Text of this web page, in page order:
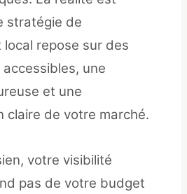
stratégie de
repose sur des
une
et une
claire de votre marché.
votre visibilité
pas de votre budget